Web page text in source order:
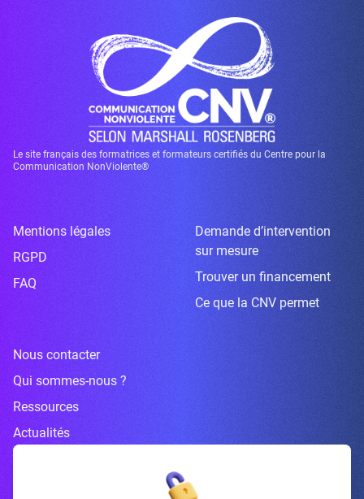
Le site français des formatrices et formateurs certifiés du Centre pour la
Communication NonViolente®
Mentions légales
RGPD
FAQ
Demande d’intervention
sur mesure
Trouver un financement
Ce que la CNV permet
Nous contacter
Qui sommes-nous ?
Ressources
Actualités
Inscrivez-vous à la newsletter